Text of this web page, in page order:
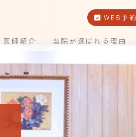
WEB予約
医師紹介 当院が選ばれる理由